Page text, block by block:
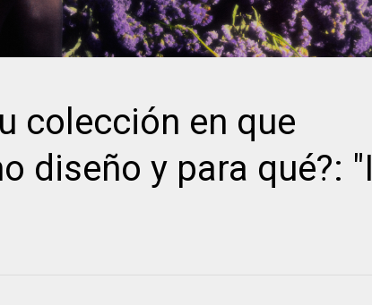
colección en que
diseño y para qué?: "I